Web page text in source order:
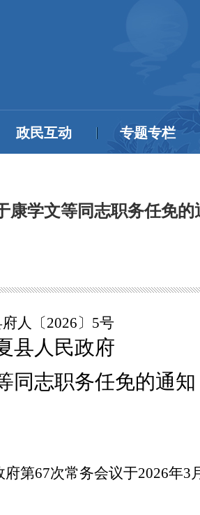
政民互动 专题专栏
康学文等同志职务任免的
人 〔2026〕5号
县 人民政府
同志职务任免的通知
第67次常务会议于2026年3